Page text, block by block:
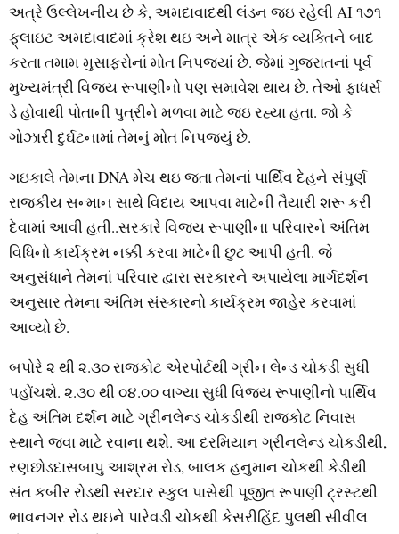
અત્રે ઉલ્લેખનીય છે કે, અમદાવાદથી લંડન જઇ રહેલી AI ૧૭૧
ફ્‌લાઇટ અમદાવાદમાં ક્રેશ થઇ અને માત્ર એક વ્‍યક્‍તિને બાદ
કરતા તમામ મુસાફરોનાં મોત નિપજ્‍યાં છે. જેમાં ગુજરાતનાં પૂર્વ
મુખ્‍યમંત્રી વિજય રૂપાણીનો પણ સમાવેશ થાય છે. તેઓ ફાધર્સ
ડે હોવાથી પોતાની પુત્રીને મળવા માટે જઇ રહ્યા હતા. જો કે
ગોઝારી દુર્ઘટનામાં તેમનું મોત નિપજ્‍યું છે.
ગઇકાલે તેમના DNA મેચ થઇ જતા તેમનાં પાર્થિવ દેહને સંપુર્ણ
રાજકીય સન્‍માન સાથે વિદાય આપવા માટેની તૈયારી શરૂ કરી
દેવામાં આવી હતી..સરકારે વિજય રૂપાણીના પરિવારને અંતિમ
વિધિનો કાર્યક્રમ નક્કી કરવા માટેની છુટ આપી હતી. જે
અનુસંધાને તેમનાં પરિવાર દ્વારા સરકારને અપાયેલા માર્ગદર્શન
અનુસાર તેમના અંતિમ સંસ્‍કારનો કાર્યક્રમ જાહેર કરવામાં
આવ્‍યો છે.
બપોરે ૨ થી ૨.૩૦ રાજકોટ એરપોર્ટથી ગ્રીન લેન્‍ડ ચોકડી સુધી
પહોંચશે. ૨.૩૦ થી ૦૪.૦૦ વાગ્‍યા સુધી વિજય રૂપાણીનો પાર્થિવ
દેહ અંતિમ દર્શન માટે ગ્રીનલેન્‍ડ ચોકડીથી રાજકોટ નિવાસ
સ્‍થાને જવા માટે રવાના થશે. આ દરમિયાન ગ્રીનલેન્‍ડ ચોકડીથી,
રણછોડદાસબાપુ આશ્રમ રોડ, બાલક હનુમાન ચોકથી કેડીથી
સંત કબીર રોડથી સરદાર સ્‍કુલ પાસેથી પૂજીત રૂપાણી ટ્રસ્‍ટથી
ભાવનગર રોડ થઇને પારેવડી ચોકથી કેસરીહિંદ પુલથી સીવીલ